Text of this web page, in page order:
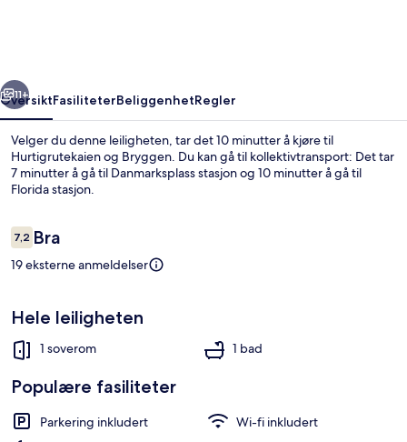
11+
OversiktFasiliteterBeliggenhetRegler
Velger du denne leiligheten, tar det 10 minutter å kjøre til
Hurtigrutekaien og Bryggen. Du kan gå til kollektivtransport: Det tar
7 minutter å gå til Danmarksplass stasjon og 10 minutter å gå til
Florida stasjon.
Anmeldelser
7,27,2 av 10 –
Bra
19 eksterne anmeldelser
Hele leiligheten
1 soverom 1 bad
Populære fasiliteter
Parkering inkludert
Wi-fi inkludert